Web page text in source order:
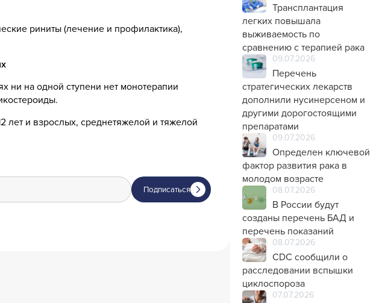
риниты (лечение и профилактика),
ни на одной ступени нет монотерапии
лет и взрослых, среднетяжелой и тяжелой
Подписаться
Трансплантация
легких повышала
выживаемость по
сравнению с терапией рака
09.07.2026
Перечень
стратегических лекарств
дополнили нусинерсеном и
другими дорогостоящими
препаратами
09.07.2026
Определен ключевой
фактор развития рака в
молодом возрасте
08.07.2026
В России будут
созданы перечень БАД и
перечень показаний
08.07.2026
CDC сообщили о
расследовании вспышки
циклоспороза
07.07.2026